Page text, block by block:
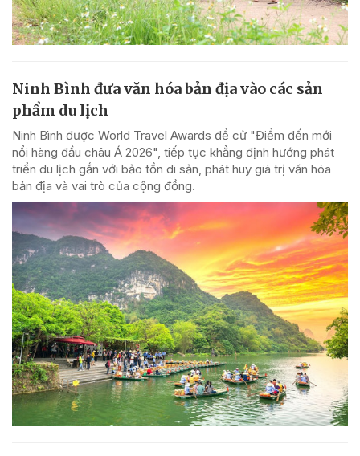
Ninh Bình đưa văn hóa bản địa vào các sản
phẩm du lịch
Ninh Bình được World Travel Awards đề cử "Điểm đến mới
nổi hàng đầu châu Á 2026", tiếp tục khẳng định hướng phát
triển du lịch gắn với bảo tồn di sản, phát huy giá trị văn hóa
bản địa và vai trò của cộng đồng.